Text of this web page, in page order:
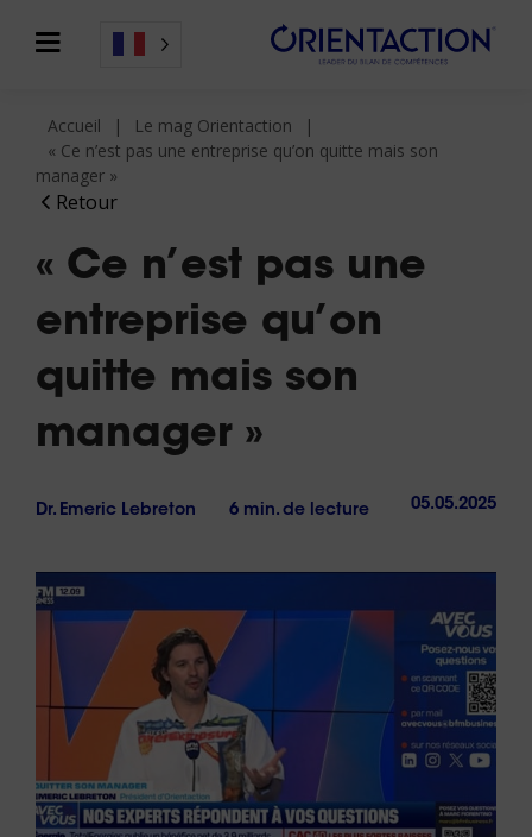
Retour
Accueil
Le mag Orientaction
« Ce n’est pas une entreprise qu’on quitte mais son
manager »
« Ce n’est pas une
entreprise qu’on
quitte mais son
manager »
Dr. Emeric Lebreton 6 min. de lecture 05.05.2025